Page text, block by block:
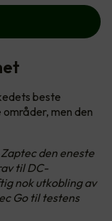
beste
men den
den eneste
til DC-
nok utkobling av
Go til testens